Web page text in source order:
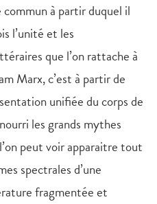
à partir duquel il
l’unité et les
que l’on rattache à
Marx, c’est à partir de
unifiée du corps de
les grands mythes
peut voir apparaitre tout
spectrales d’une
fragmentée et